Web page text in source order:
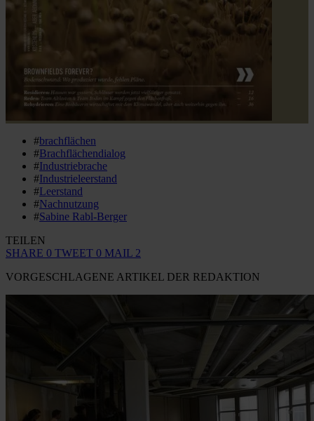
#brachflächen
#Brachflächendialog
#Industriebrache
#Industrieleerstand
#Leerstand
#Nachnutzung
#Sabine Rabl-Berger
TEILEN
SHARE 0 TWEET 0 MAIL 2
VORGESCHLAGENE ARTIKEL DER REDAKTION